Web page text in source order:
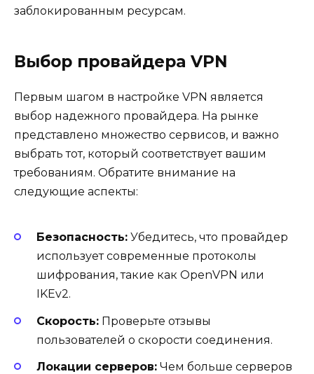
заблокированным ресурсам.
Выбор провайдера VPN
Первым шагом в настройке VPN является
выбор надежного провайдера. На рынке
представлено множество сервисов, и важно
выбрать тот, который соответствует вашим
требованиям. Обратите внимание на
следующие аспекты:
Безопасность: Убедитесь, что провайдер
использует современные протоколы
шифрования, такие как OpenVPN или
IKEv2.
Скорость: Проверьте отзывы
пользователей о скорости соединения.
Локации серверов: Чем больше серверов